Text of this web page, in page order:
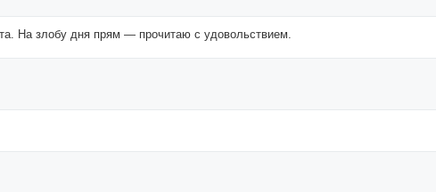
На злобу дня прям — прочитаю с удовольствием.